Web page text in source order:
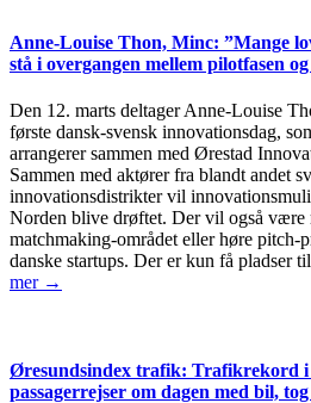
Anne-Louise Thon, Minc: ”Mange
stå i overgangen mellem pilotfasen
Den 12. marts deltager Anne-Louise
første dansk-svensk innovationsdag,
arrangerer sammen med Ørestad
Sammen med aktører fra blandt andet
innovationsdistrikter vil
Norden blive drøftet. Der vil også
matchmaking-området eller høre pitch-
danske startups. Der er kun få pladser
mer →
Øresundsindex trafik: Trafikrekord i
passagerrejser om dagen med bil,